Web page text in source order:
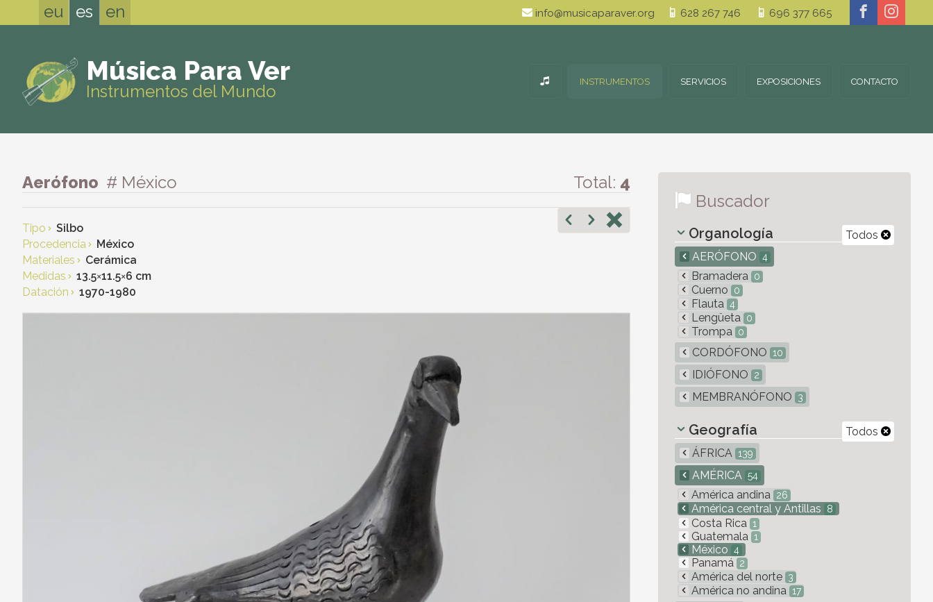
eu es en info@musicaparaver.org 628 267 746 696 377 665
Música Para Ver
Instrumentos del Mundo INSTRUMENTOS SERVICIOS EXPOSICIONES CONTACTO
Aerófono # México Total: 4
Tipo
Silbo
Procedencia
México
Materiales
Cerámica
Medidas
13.5×11.5×6 cm
Datación
1970-1980
Buscador
Todos
Organología
AERÓFONO 4
Bramadera 0
Cuerno 0
Flauta 4
Lengüeta 0
Trompa 0
CORDÓFONO 10
IDIÓFONO 2
MEMBRANÓFONO 3
Todos
Geografía
ÁFRICA 139
AMÉRICA 54
América andina 26
América central y Antillas 8
Costa Rica 1
Guatemala 1
México 4
Panamá 2
América del norte 3
América no andina 17